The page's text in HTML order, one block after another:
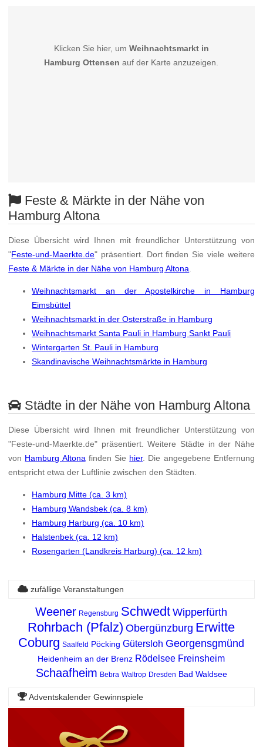
Klicken Sie hier, um Weihnachtsmarkt in
Hamburg Ottensen auf der Karte anzuzeigen.
Feste & Märkte in der Nähe von
Hamburg Altona
Diese Übersicht wird Ihnen mit freundlicher Unterstützung von
"Feste-und-Maerkte.de" präsentiert. Dort finden Sie viele weitere
Feste & Märkte in der Nähe von Hamburg Altona
Weihnachtsmarkt an der Apostelkirche in Hamburg
Eimsbüttel
Weihnachtsmarkt in der Osterstraße in Hamburg
Weihnachtsmarkt Santa Pauli in Hamburg Sankt Pauli
Wintergarten St. Pauli in Hamburg
Skandinavische Weihnachtsmärkte in Hamburg
Städte in der Nähe von Hamburg Altona
Diese Übersicht wird Ihnen mit freundlicher Unterstützung von
"Feste-und-Maerkte.de" präsentiert. Weitere Städte in der Nähe
von Hamburg Altona finden Sie hier. Die angegebene Entfernung
entspricht etwa der Luftlinie zwischen den Städten.
Hamburg Mitte (ca. 3 km)
Hamburg Wandsbek (ca. 8 km)
Hamburg Harburg (ca. 10 km)
Halstenbek (ca. 12 km)
Rosengarten (Landkreis Harburg) (ca. 12 km)
zufällige Veranstaltungen
Weener Regensburg Schwedt Wipperfürth
Rohrbach (Pfalz) Obergünzburg Erwitte
Coburg Saalfeld Pöcking Gütersloh Georgensgmünd
Heidenheim an der Brenz Rödelsee Freinsheim
Schaafheim Bebra Waltrop Dresden Bad Waldsee
Adventskalender Gewinnspiele